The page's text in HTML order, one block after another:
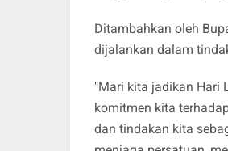
Ditambahkan oleh
dijalankan dalam
"Mari kita jadikan Hari
komitmen kita
dan tindakan kita